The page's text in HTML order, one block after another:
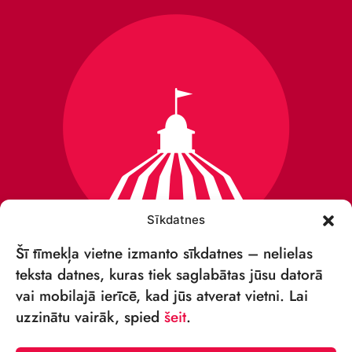
Sīkdatnes
Šī tīmekļa vietne izmanto sīkdatnes – nelielas
teksta datnes, kuras tiek saglabātas jūsu datorā
vai mobilajā ierīcē, kad jūs atverat vietni. Lai
uzzinātu vairāk, spied šeit.
VSIA „RĪGAS CIRKS”
Merķeļa iela 4,